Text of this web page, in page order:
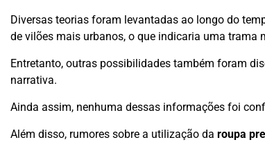
Diversas teorias foram levantadas ao longo do
de vilões mais urbanos, o que indicaria uma trama
Entretanto, outras possibilidades também foram
narrativa.
Ainda assim, nenhuma dessas informações foi
Além disso, rumores sobre a utilização da roupa